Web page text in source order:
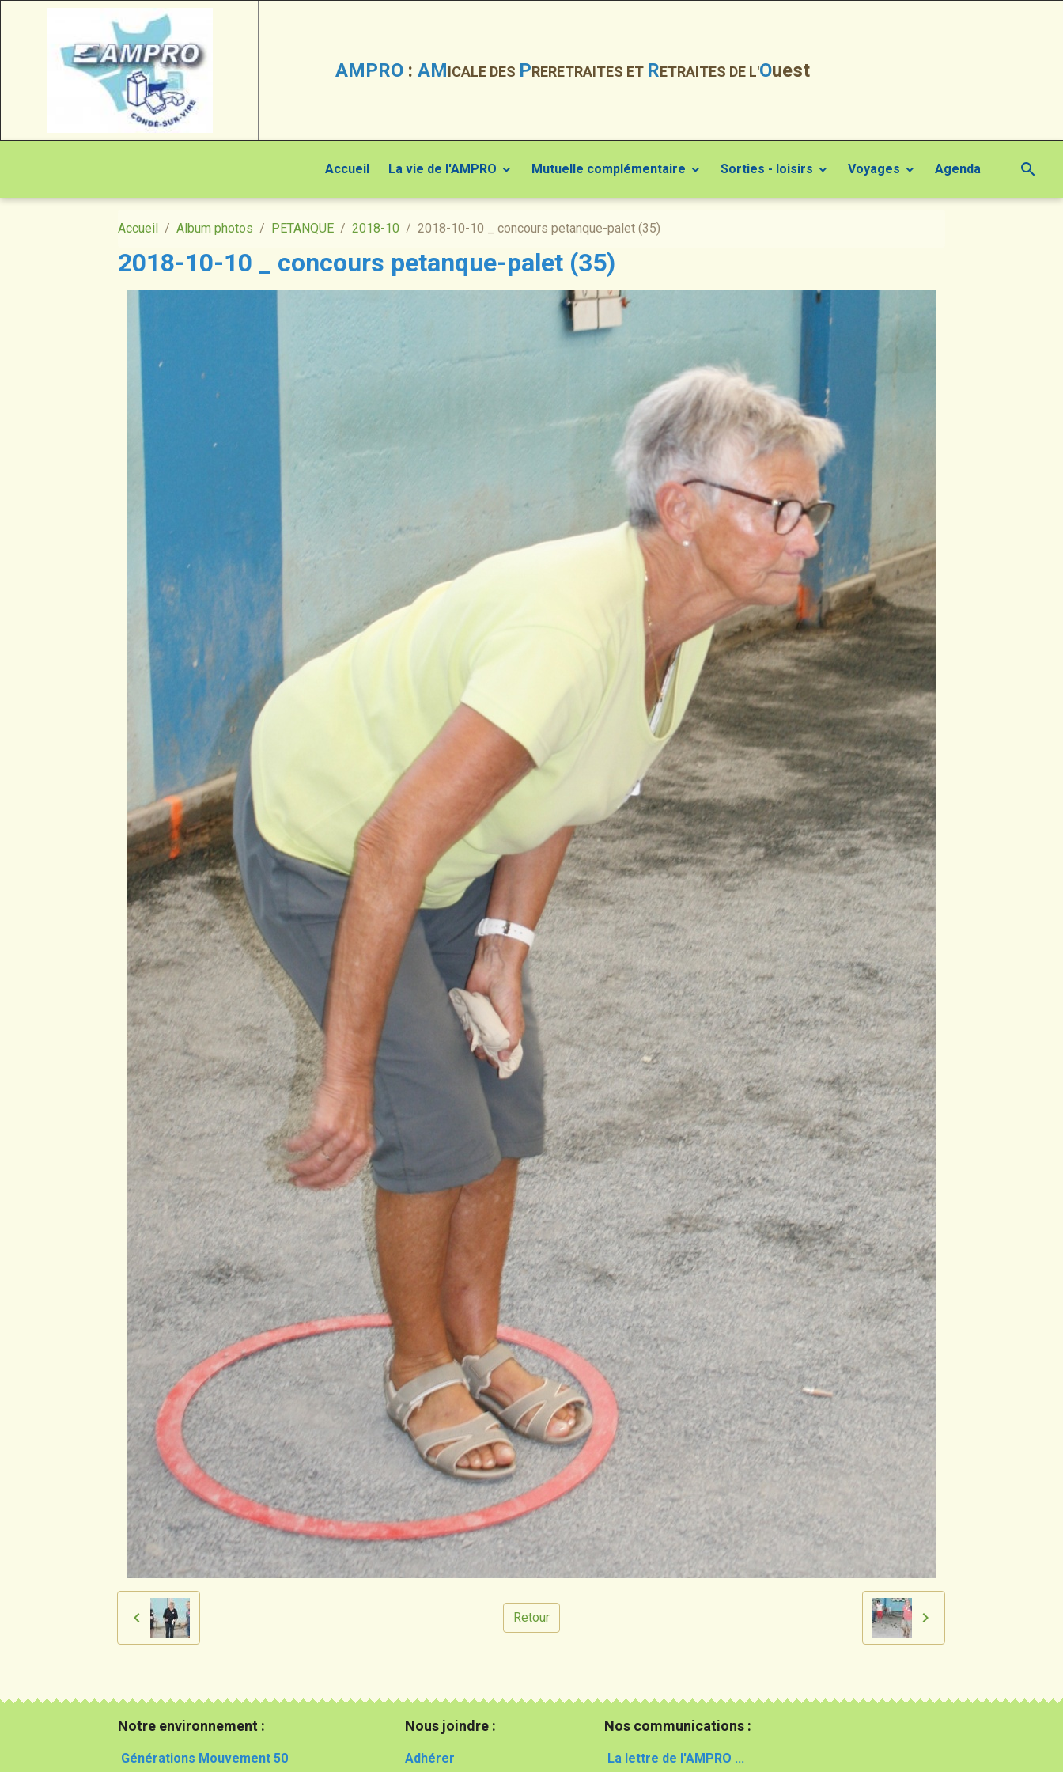
AMPRO : AMICALE DES PRERETRAITES ET RETRAITES DE L'Ouest
Accueil La vie de l'AMPRO Mutuelle complémentaire Sorties - loisirs Voyages Agenda
Accueil Album photos PETANQUE 2018-10 2018-10-10 _ concours petanque-palet (35)
2018-10-10 _ concours petanque-palet (35)
Retour
Notre environnement :
Générations Mouvement 50
Nous joindre :
Adhérer
Nos communications :
La lettre de l'AMPRO ...